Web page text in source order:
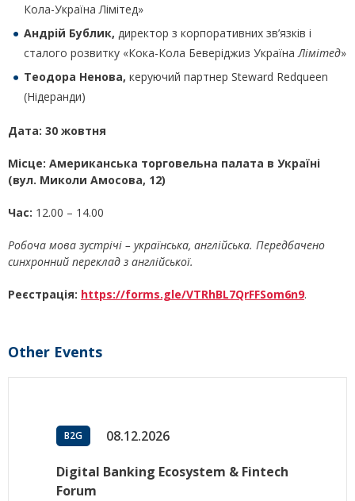
Кола-Україна Лімітед»
Андрій Бублик, директор з корпоративних зв’язків і
сталого розвитку «Кока-Кола Беверіджиз УкраїнаЛімітед»
Теодора Ненова, керуючий партнер Steward Redqueen
(Нідеранди)
Дата: 30 жовтня
Місце: Американська торговельна палата в Україні
(вул. Миколи Амосова, 12)
Час: 12.00 – 14.00
Робоча мова зустрічі – українська, англійська. Передбачено
синхронний переклад з англійської.
Реєстрація: https://forms.gle/VTRhBL7QrFFSom6n9.
Other Events
B2G 08.12.2026
Digital Banking Ecosystem & Fintech
Forum